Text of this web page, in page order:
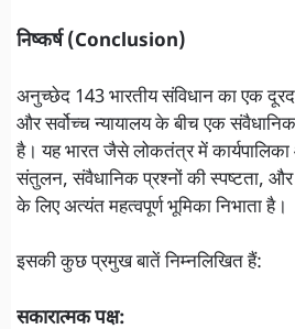
निष्कर्ष (Conclusion)
अनुच्छेद 143 भारतीय संविधान का एक
और सर्वोच्च न्यायालय के बीच एक
है। यह भारत जैसे लोकतंत्र में कार्यपालिका
संतुलन, संवैधानिक प्रश्नों की स्पष्टता,
के लिए अत्यंत महत्वपूर्ण भूमिका निभाता है।
इसकी कुछ प्रमुख बातें निम्नलिखित हैं:
सकारात्मक पक्ष: